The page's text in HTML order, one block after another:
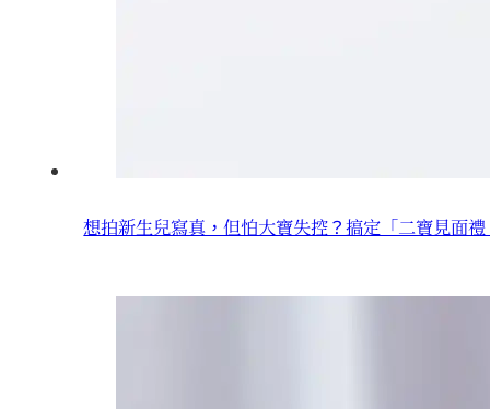
想拍新生兒寫真，但怕大寶失控？搞定「二寶見面